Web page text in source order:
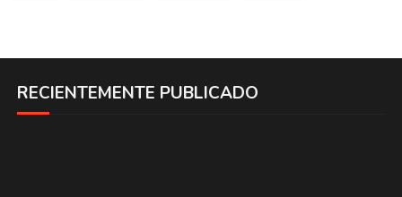
RECIENTEMENTE PUBLICADO